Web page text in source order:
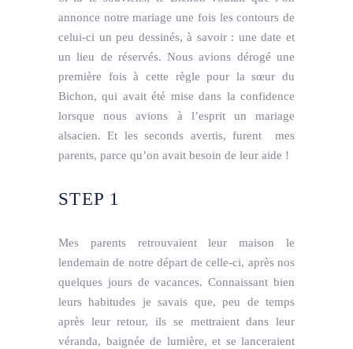
annonce notre mariage une fois les contours de
celui-ci un peu dessinés, à savoir : une date et
un lieu de réservés. Nous avions dérogé une
première fois à cette règle pour la sœur du
Bichon, qui avait été mise dans la confidence
lorsque nous avions à l’esprit un mariage
alsacien. Et les seconds avertis, furent mes
parents, parce qu’on avait besoin de leur aide !
STEP 1
Mes parents retrouvaient leur maison le
lendemain de notre départ de celle-ci, après nos
quelques jours de vacances. Connaissant bien
leurs habitudes je savais que, peu de temps
après leur retour, ils se mettraient dans leur
véranda, baignée de lumière, et se lanceraient